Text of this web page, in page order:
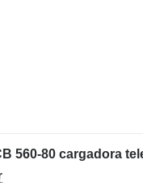
560-80 cargadora